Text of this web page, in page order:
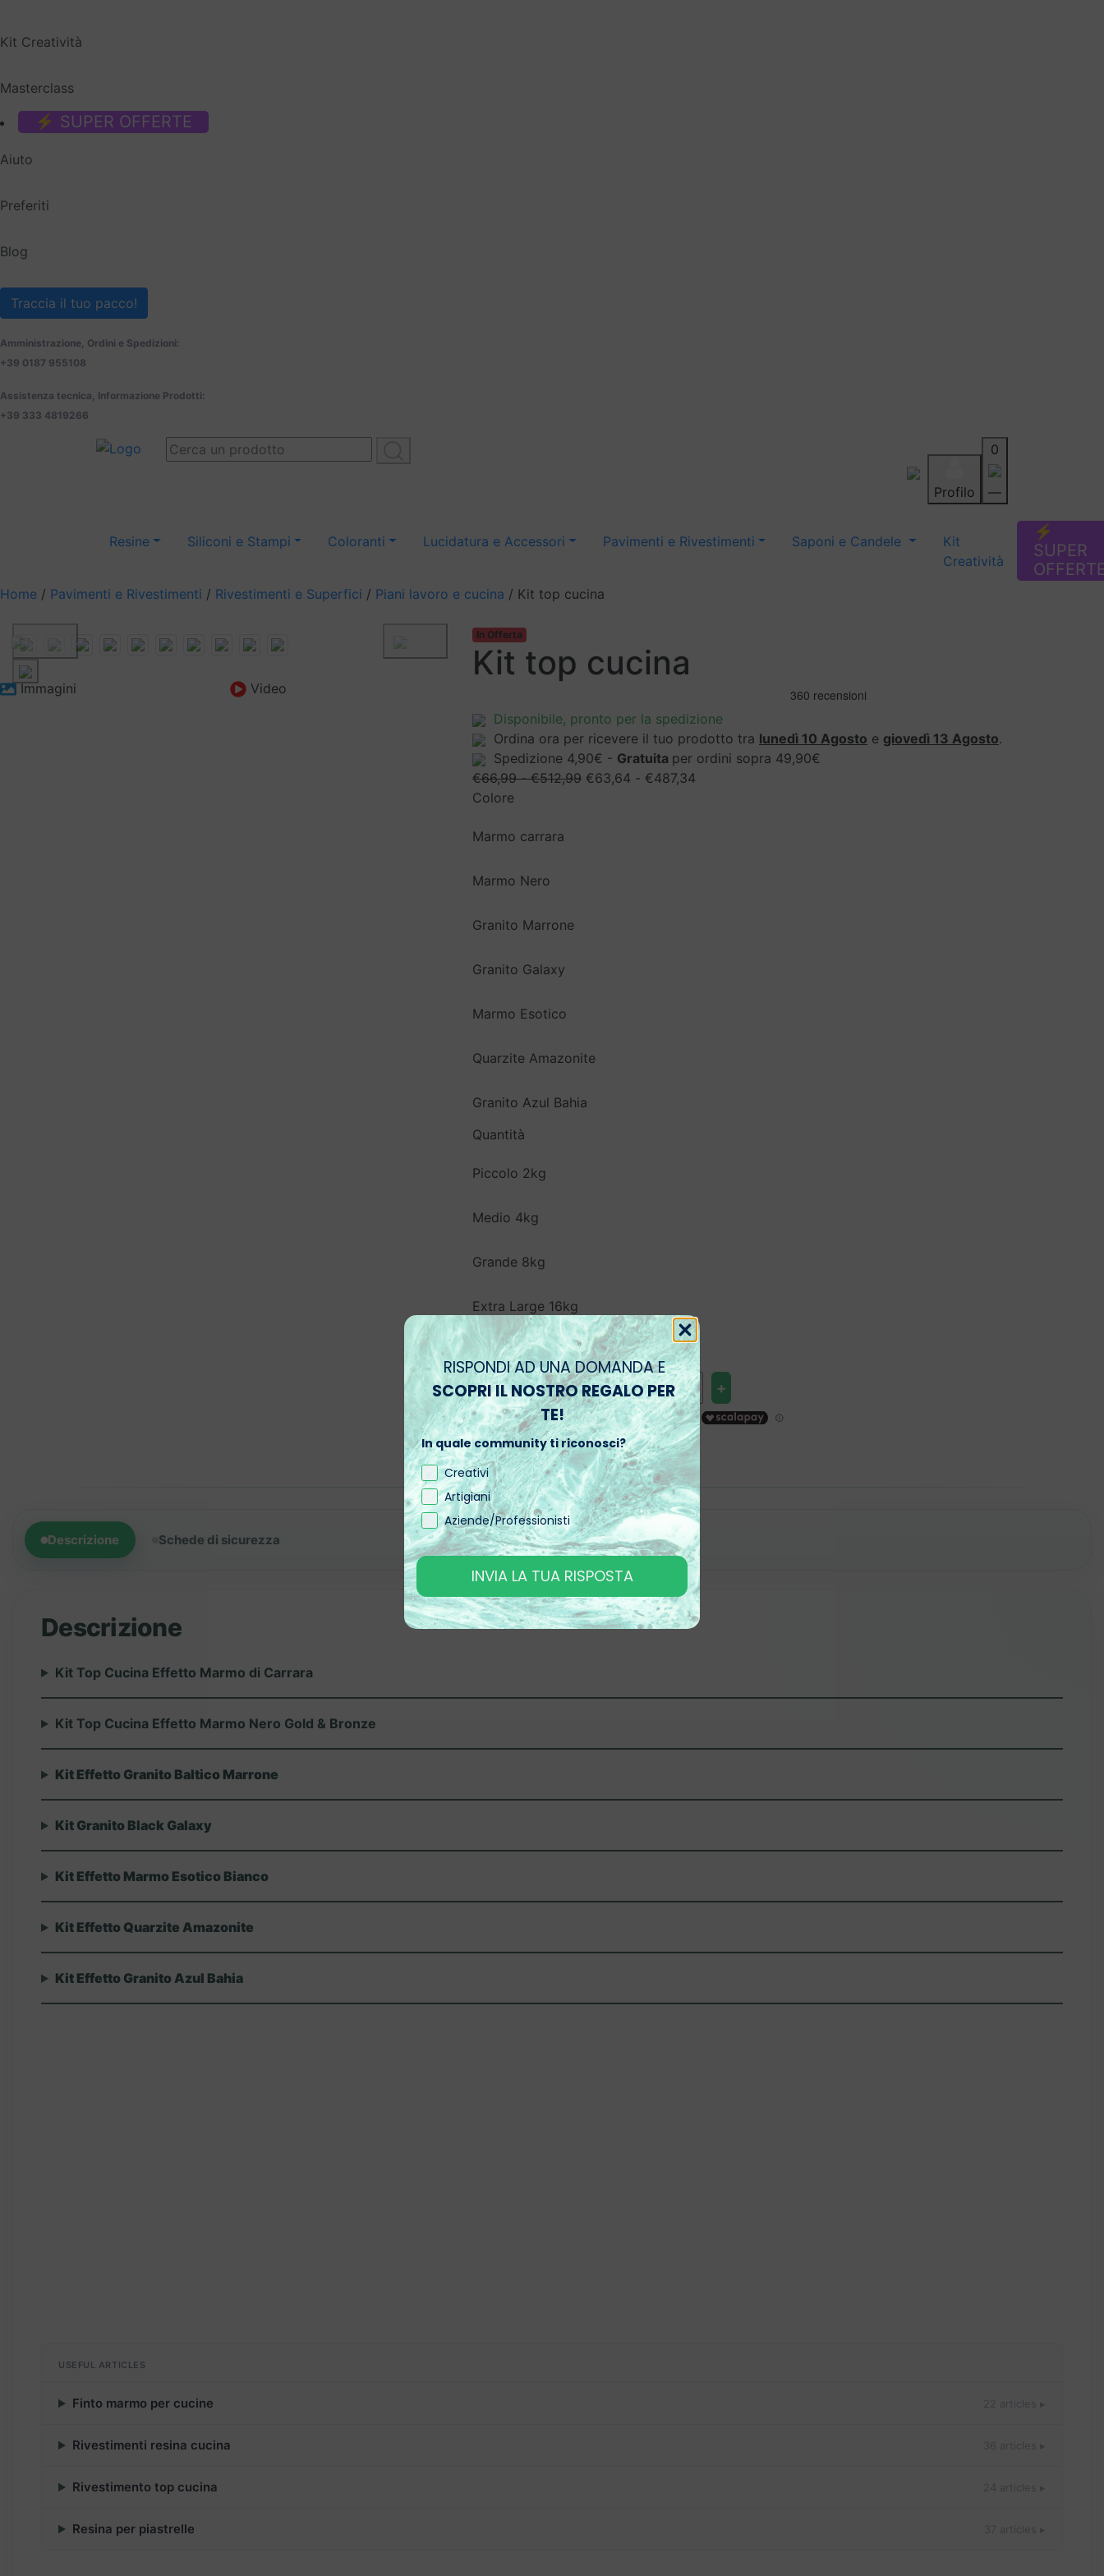
Kit Creatività
Masterclass
⚡ SUPER OFFERTE
Aiuto
Preferiti
Blog
Traccia il tuo pacco!
Amministrazione, Ordini e Spedizioni:
+39 0187 955108
Assistenza tecnica, Informazione Prodotti:
+39 333 4819266
Profilo
0
—
Resine Siliconi e Stampi Coloranti Lucidatura e Accessori Pavimenti e Rivestimenti Saponi e Candele
Kit
Creatività
⚡
SUPER
Home / Pavimenti e Rivestimenti / Rivestimenti e Superfici / Piani lavoro e cucina / Kit top cucina
Previous
Immagini Video
In Offerta
Kit top cucina
Disponibile, pronto per la spedizione
Ordina ora per ricevere il tuo prodotto tra lunedì 10 Agosto e giovedì 13 Agosto.
Spedizione 4,90€ - Gratuita per ordini sopra 49,90€
€66,99 - €512,99Fascia
€63,64 - €487,34
Colore
Marmo carrara
Marmo Nero
Granito Marrone
Granito Galaxy
Marmo Esotico
Quarzite Amazonite
Granito Azul Bahia
Quantità
Piccolo 2kg
Medio 4kg
Grande 8kg
Extra Large 16kg
Quantità
Kit
top
cucina
quantità
- +
Aggiungi al carrello
Descrizione Schede di sicurezza
Descrizione
Kit Top Cucina Effetto Marmo di Carrara
Kit Top Cucina Effetto Marmo Nero Gold & Bronze
Kit Effetto Granito Baltico Marrone
Kit Granito Black Galaxy
Kit Effetto Marmo Esotico Bianco
Kit Effetto Quarzite Amazonite
Kit Effetto Granito Azul Bahia
USEFUL ARTICLES
Finto marmo per cucine
Rivestimenti resina cucina
Rivestimento top cucina
Resina per piastrelle
RISPONDI AD UNA DOMANDA E
SCOPRI IL NOSTRO REGALO PER
TE!
In quale community ti riconosci?
Creativi
Artigiani
Aziende/Professionisti
INVIA LA TUA RISPOSTA